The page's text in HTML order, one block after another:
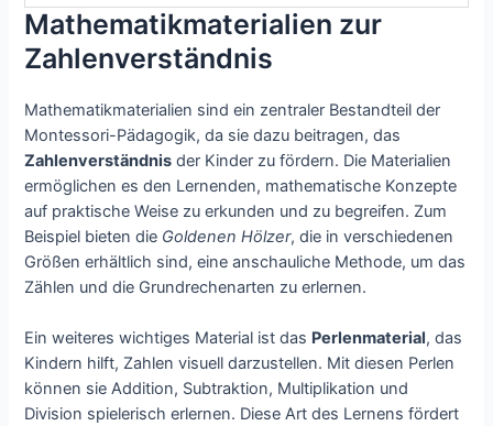
Mathematikmaterialien zur
Zahlenverständnis
Mathematikmaterialien sind ein zentraler Bestandteil der
Montessori-Pädagogik, da sie dazu beitragen, das
Zahlenverständnis der Kinder zu fördern. Die Materialien
ermöglichen es den Lernenden, mathematische Konzepte
auf praktische Weise zu erkunden und zu begreifen. Zum
Beispiel bieten die Goldenen Hölzer, die in verschiedenen
Größen erhältlich sind, eine anschauliche Methode, um das
Zählen und die Grundrechenarten zu erlernen.
Ein weiteres wichtiges Material ist das Perlenmaterial, das
Kindern hilft, Zahlen visuell darzustellen. Mit diesen Perlen
können sie Addition, Subtraktion, Multiplikation und
Division spielerisch erlernen. Diese Art des Lernens fördert